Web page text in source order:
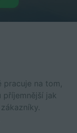
na tom,
jak